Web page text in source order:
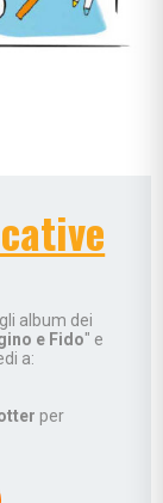
album dei
e Fido" e
a:
per